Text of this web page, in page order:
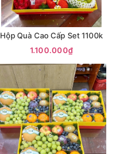
Hộp Quà Cao Cấp Set 1100k
1.100.000₫